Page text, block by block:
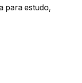
para estudo,